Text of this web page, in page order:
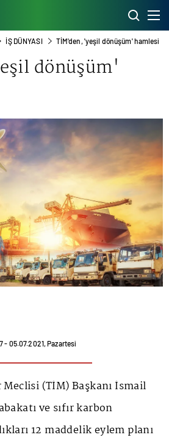
İŞ DÜNYASI TİM'den, 'yeşil dönüşüm' hamlesi
dönüşüm'
- 05.07.2021, Pazartesi
(TİM) Başkanı İsmail
ve sıfır karbon
12 maddelik eylem planı